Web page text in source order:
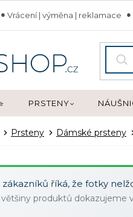
Vrácení | výměna | reklamace
PRSTENY
Prsteny Dámské prsteny
zákazníků říká, že fotky
produktů dokazujeme